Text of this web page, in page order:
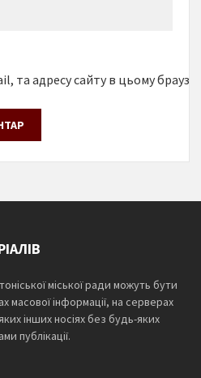
та адресу сайту в цьому
міської ради можуть бути
масової інформації, на серверах
інших носіях без будь-яких
публікації.